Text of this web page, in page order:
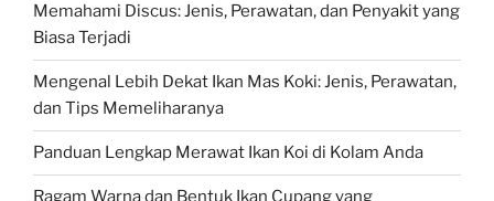
Memahami Discus: Jenis, Perawatan, dan Penyakit yang
Biasa Terjadi
Mengenal Lebih Dekat Ikan Mas Koki: Jenis, Perawatan,
dan Tips Memeliharanya
Panduan Lengkap Merawat Ikan Koi di Kolam Anda
Ragam Warna dan Bentuk Ikan Cupang yang